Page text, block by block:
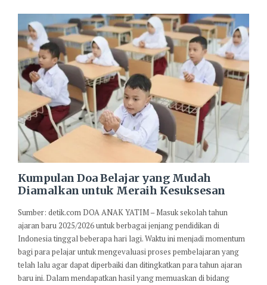
Kumpulan Doa Belajar yang Mudah
Diamalkan untuk Meraih Kesuksesan
Sumber: detik.com DOA ANAK YATIM – Masuk sekolah tahun
ajaran baru 2025/2026 untuk berbagai jenjang pendidikan di
Indonesia tinggal beberapa hari lagi. Waktu ini menjadi momentum
bagi para pelajar untuk mengevaluasi proses pembelajaran yang
telah lalu agar dapat diperbaiki dan ditingkatkan para tahun ajaran
baru ini. Dalam mendapatkan hasil yang memuaskan di bidang